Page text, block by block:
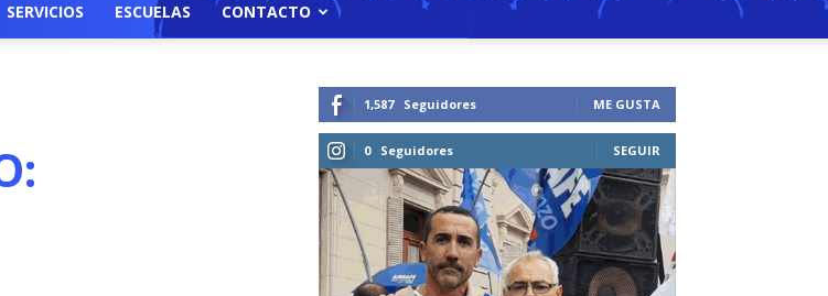
SERVICIOS ESCUELAS CONTACTO
1,587 Seguidores ME GUSTA
0 Seguidores SEGUIR